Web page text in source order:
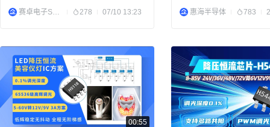
电子
赛卓电子Semiment 278 07/10 13:23 惠海半导体 783
00:55